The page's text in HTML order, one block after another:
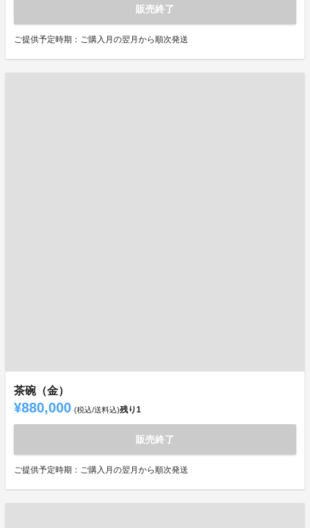
販売終了
ご提供予定時期：ご購入月の翌月から順次発送
茶碗（金）
¥880,000 (税込/送料込)残り1
販売終了
ご提供予定時期：ご購入月の翌月から順次発送